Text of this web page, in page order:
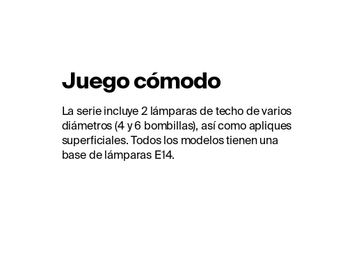
Juego cómodo
La serie incluye 2 lámparas de techo de varios
diámetros (4 y 6 bombillas), así como apliques
superficiales. Todos los modelos tienen una
base de lámparas E14.